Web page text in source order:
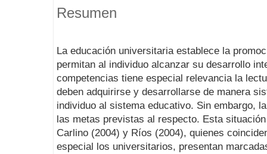
Resumen
La educación universitaria establece la
permitan al individuo alcanzar su desarrollo
competencias tiene especial relevancia la
deben adquirirse y desarrollarse de manera
individuo al sistema educativo. Sin embargo,
las metas previstas al respecto. Esta
Carlino (2004) y Ríos (2004), quienes
especial los universitarios, presentan